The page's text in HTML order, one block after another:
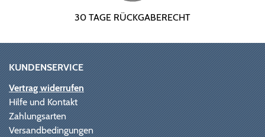
30 TAGE RÜCKGABERECHT
KUNDENSERVICE
Vertrag widerrufen
Hilfe und Kontakt
Zahlungsarten
Versandbedingungen